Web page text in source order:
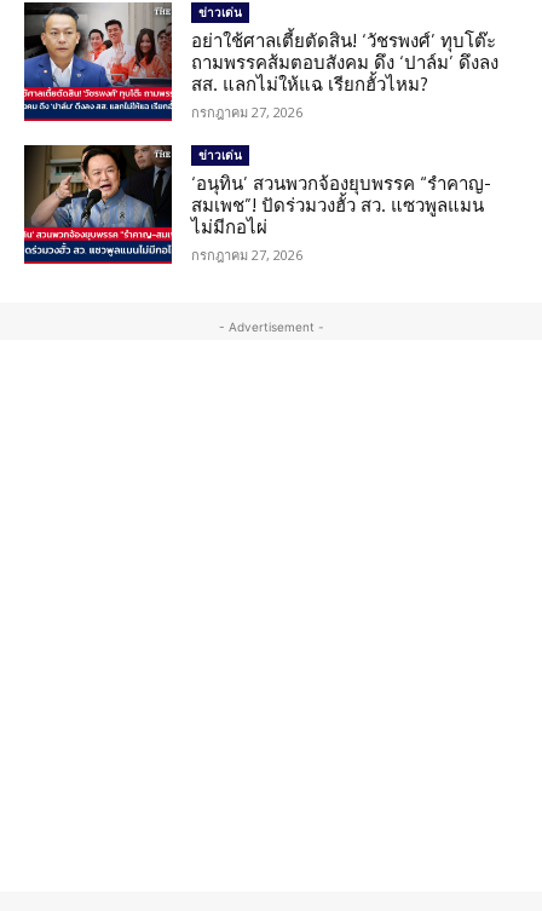
ข่าวเด่น
อย่าใช้ศาลเตี้ยตัดสิน! ‘วัชรพงศ์’ ทุบโต๊ะ
ถามพรรคส้มตอบสังคม ดึง ‘ปาล์ม’ ดึงลง
สส. แลกไม่ให้แฉ เรียกฮั้วไหม?
กรกฎาคม 27, 2026
ข่าวเด่น
‘อนุทิน’ สวนพวกจ้องยุบพรรค “รำคาญ-
สมเพช”! ปัดร่วมวงฮั้ว สว. แซวพูลแมน
ไม่มีกอไผ่
กรกฎาคม 27, 2026
- Advertisement -